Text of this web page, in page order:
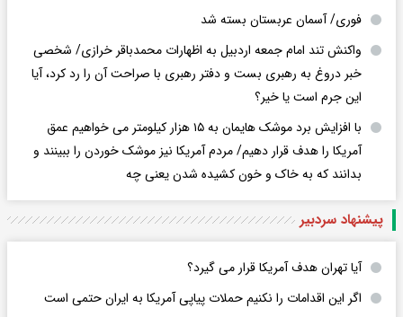
فوری/ آسمان عربستان بسته شد
واکنش تند امام جمعه اردبیل به اظهارات محمدباقر خرازی/ شخصی
خبر دروغ به رهبری بست و دفتر رهبری با صراحت آن را رد کرد، آیا
این جرم است یا خیر؟
با افزایش برد موشک هایمان به ۱۵ هزار کیلومتر می خواهیم عمق
آمریکا را هدف قرار دهیم/ مردم آمریکا نیز موشک خوردن را ببینند و
بدانند که به خاک و خون کشیده شدن یعنی چه
پیشنهاد سردبیر
آیا تهران هدف آمریکا قرار می گیرد؟
اگر این اقدامات را نکنیم حملات پیاپی آمریکا به ایران حتمی است